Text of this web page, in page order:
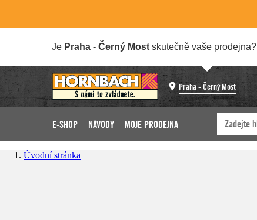
Je Praha - Černý Most skutečně vaše prodejna?
Praha - Černý Most
E-SHOP NÁVODY MOJE PRODEJNA
Úvodní stránka